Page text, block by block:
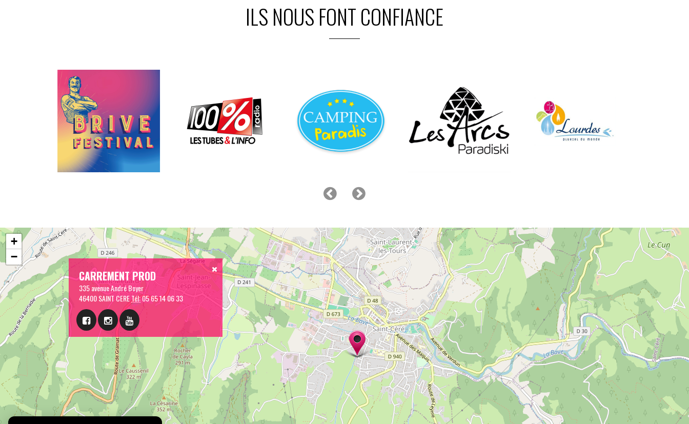
ILS NOUS FONT CONFIANCE
CARREMENT PROD
335 avenue André Boyer
46400 SAINT CERETél:05 65 14 06 33
+
−